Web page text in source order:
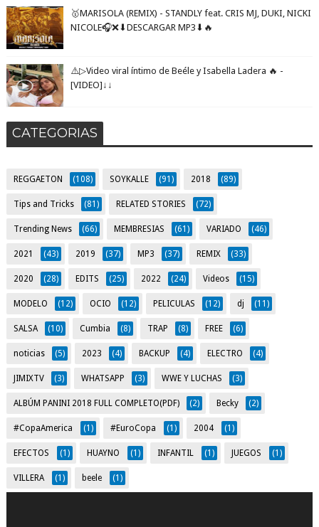
🥇MARISOLA (REMIX) - STANDLY feat. CRIS MJ, DUKI, NICKI
NICOLE🎧❌⬇DESCARGAR MP3⬇🔥
⚠️▷Video viral íntimo de Beéle y Isabella Ladera 🔥 -
[VIDEO]↓↓
CATEGORIAS
REGGAETON (108) SOYKALLE (91) 2018 (89)
Tips and Tricks (81) RELATED STORIES (72)
Trending News (66) MEMBRESIAS (61) VARIADO (46)
2021 (43) 2019 (37) MP3 (37) REMIX (33)
2020 (28) EDITS (25) 2022 (24) Videos (15)
MODELO (12) OCIO (12) PELICULAS (12) dj (11)
SALSA (10) Cumbia (8) TRAP (8) FREE (6)
noticias (5) 2023 (4) BACKUP (4) ELECTRO (4)
JIMIXTV (3) WHATSAPP (3) WWE Y LUCHAS (3)
ALBÚM PANINI 2018 FULL COMPLETO(PDF) (2) Becky (2)
#CopaAmerica (1) #EuroCopa (1) 2004 (1)
EFECTOS (1) HUAYNO (1) INFANTIL (1) JUEGOS (1)
VILLERA (1) beele (1)